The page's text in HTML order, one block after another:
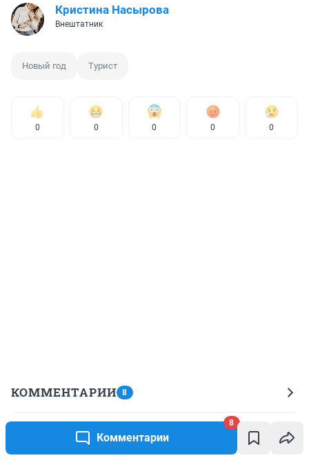
Комментарии
8
Кристина Насырова
Внештатник
Новый год Турист
0 0 0 0 0
КОММЕНТАРИИ 8
25 декабря 2019, 12:25
Вот таких "отмороженных" экстремалов и приходится